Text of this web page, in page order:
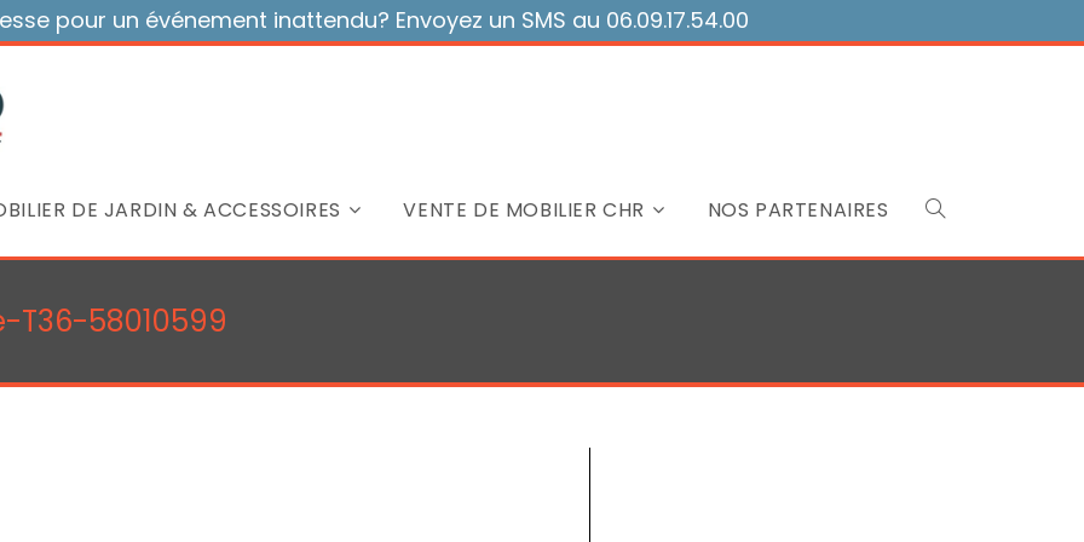
pour un événement inattendu? Envoyez un SMS au 06.09.17.54.00
DE JARDIN & ACCESSOIRES VENTE DE MOBILIER CHR NOS PARTENAIRES Toggle
search
58010599